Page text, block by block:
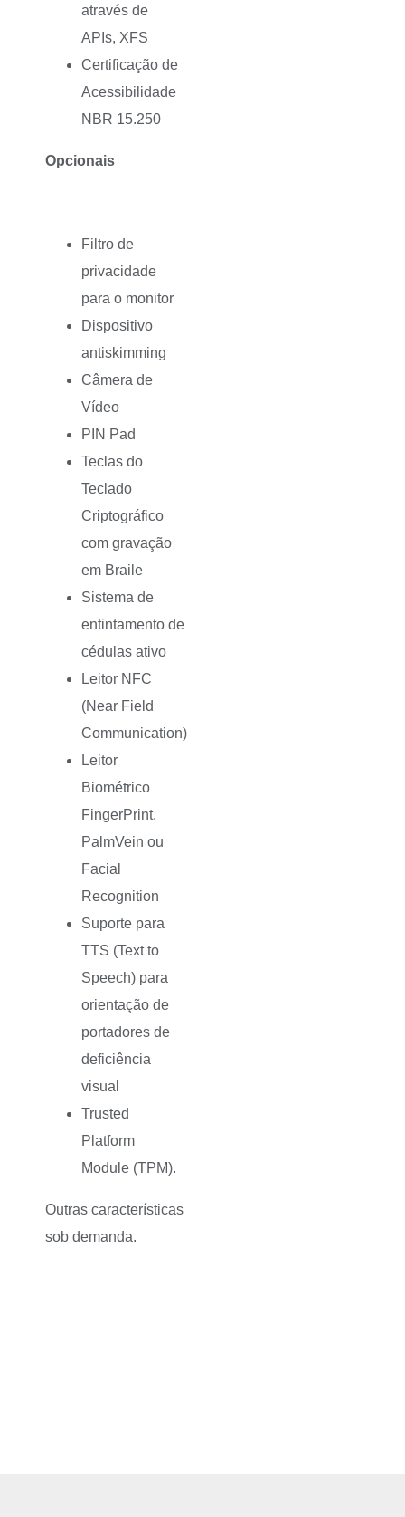
através de
APIs, XFS
Certificação de
Acessibilidade
NBR 15.250
Opcionais
Filtro de
privacidade
para o monitor
Dispositivo
antiskimming
Câmera de
Vídeo
PIN Pad
Teclas do
Teclado
Criptográfico
com gravação
em Braile
Sistema de
entintamento de
cédulas ativo
Leitor NFC
(Near Field
Communication)
Leitor
Biométrico
FingerPrint,
PalmVein ou
Facial
Recognition
Suporte para
TTS (Text to
Speech) para
orientação de
portadores de
deficiência
visual
Trusted
Platform
Module (TPM).
Outras características
sob demanda.